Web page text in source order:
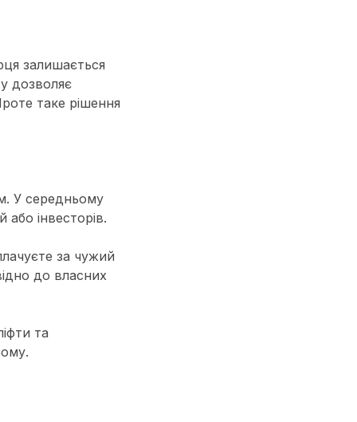
залишається
дозволяє
таке рішення
У середньому
інвесторів.
за чужий
до власних
та